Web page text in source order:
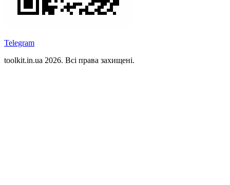
Telegram
toolkit.in.ua 2026. Всі права захищені.